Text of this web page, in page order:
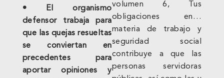
• El organismo
defensor trabaja para
que las quejas resueltas
se conviertan en
precedentes para
aportar opiniones y
volumen 6, Tus
obligaciones en…
materia de trabajo y
seguridad social
contribuye a que las
personas servidoras